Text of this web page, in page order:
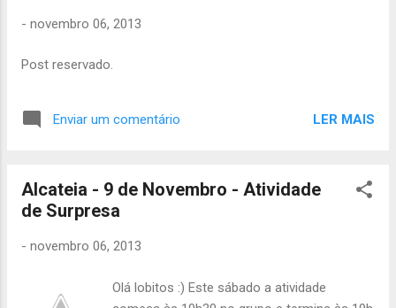
- novembro 06, 2013
Post reservado.
Enviar um comentário LER MAIS
Alcateia - 9 de Novembro - Atividade
de Surpresa
- novembro 06, 2013
Olá lobitos :) Este sábado a atividade